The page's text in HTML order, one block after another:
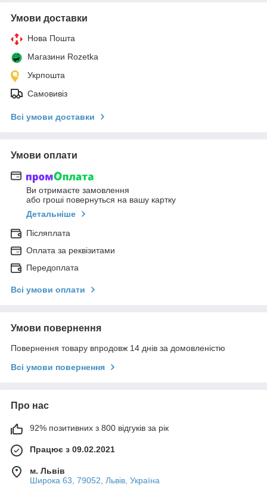
Умови доставки
Нова Пошта
Магазини Rozetka
Укрпошта
Самовивіз
Всі умови доставки
Умови оплати
Ви отримаєте замовлення
або гроші повернуться на вашу картку
Детальніше
Післяплата
Оплата за реквізитами
Передоплата
Всі умови оплати
Умови повернення
Повернення товару впродовж 14 днів за домовленістю
Всі умови повернення
Про нас
92% позитивних з 800 відгуків за рік
Працює з 09.02.2021
м. Львів
Широка 63, 79052, Львів, Україна